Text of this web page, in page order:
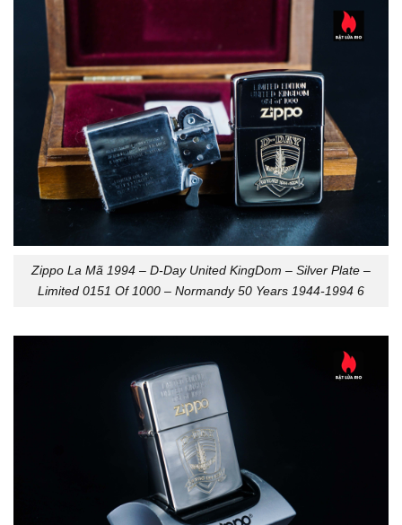
Zippo La Mã 1994 – D-Day United KingDom – Silver Plate –
Limited 0151 Of 1000 – Normandy 50 Years 1944-1994 6